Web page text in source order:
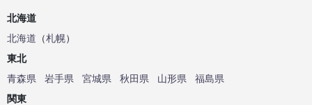
北海道
北海道 （札幌）
東北
青森県
岩手県 宮城県 秋田県 山形県
福島県
関東